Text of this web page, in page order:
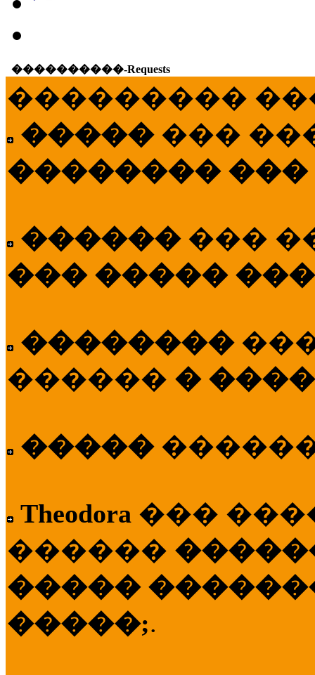
����������-Requests
���������
����� ���
�������� ���
������ ���
��� �����
��������
������ �
�����
Theodora ���
������
�����
�����;.